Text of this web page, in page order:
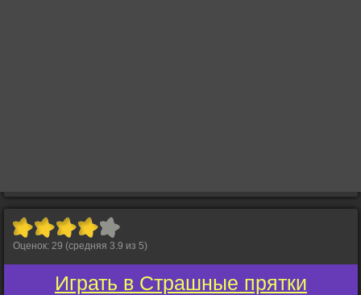
Оценок: 29 (средняя 3.9 из 5)
Играть в Страшные прятки